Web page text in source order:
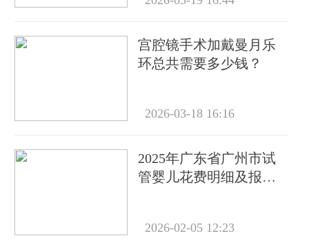
宫腔镜手术加戴曼月乐
环总共需要多少钱？
2026-03-18 16:16
2025年广东省广州市试
管婴儿花费明细及报销
2026-02-05 12:23